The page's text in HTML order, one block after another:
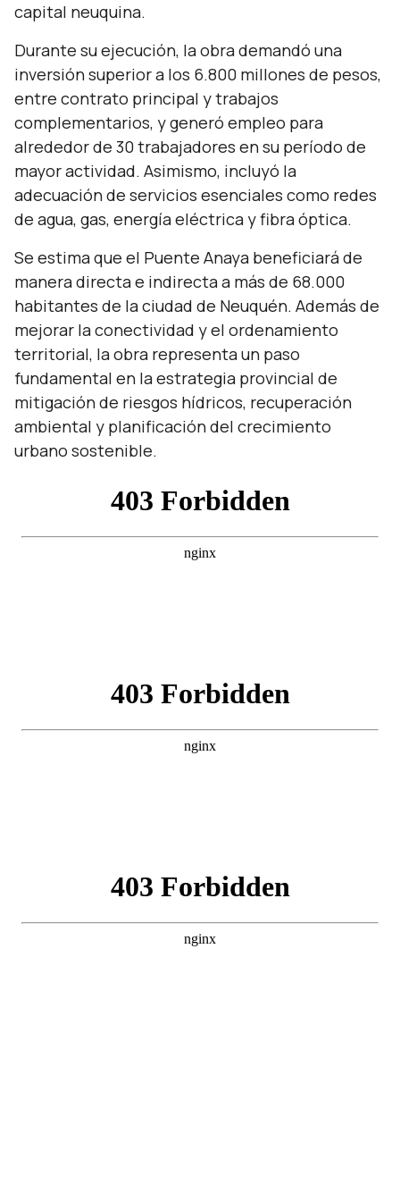
capital neuquina.
Durante su ejecución, la obra demandó una
inversión superior a los 6.800 millones de pesos,
entre contrato principal y trabajos
complementarios, y generó empleo para
alrededor de 30 trabajadores en su período de
mayor actividad. Asimismo, incluyó la
adecuación de servicios esenciales como redes
de agua, gas, energía eléctrica y fibra óptica.
Se estima que el Puente Anaya beneficiará de
manera directa e indirecta a más de 68.000
habitantes de la ciudad de Neuquén. Además de
mejorar la conectividad y el ordenamiento
territorial, la obra representa un paso
fundamental en la estrategia provincial de
mitigación de riesgos hídricos, recuperación
ambiental y planificación del crecimiento
urbano sostenible.